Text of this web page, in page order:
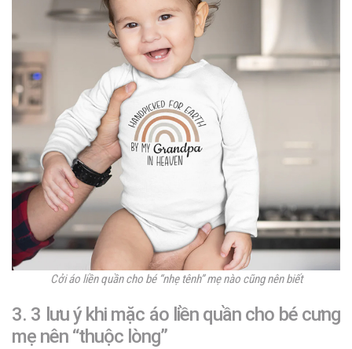
Cởi áo liền quần cho bé “nhẹ tênh” mẹ nào cũng nên biết
3. 3 lưu ý khi mặc áo liền quần cho bé cưng
mẹ nên “thuộc lòng”